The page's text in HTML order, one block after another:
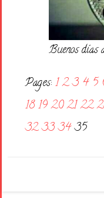
Buenos días
Pages: 1 2 3 4 5
18 19 20 21 22
32 33 34 35